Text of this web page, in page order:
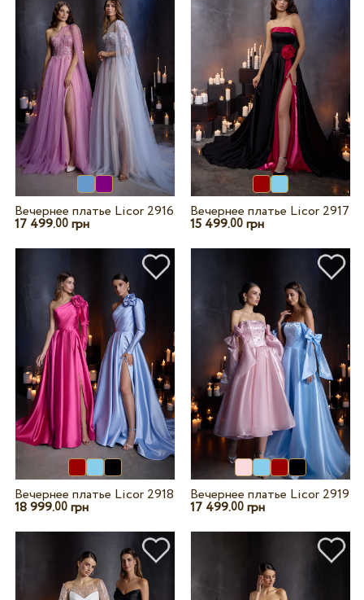
Вечернее платье Licor 2916
17 499.00грн
Вечернее платье Licor 2917
15 499.00 грн
Вечернее платье Licor 2918
18 999.00грн
Вечернее платье Licor 2919
17 499.00 грн